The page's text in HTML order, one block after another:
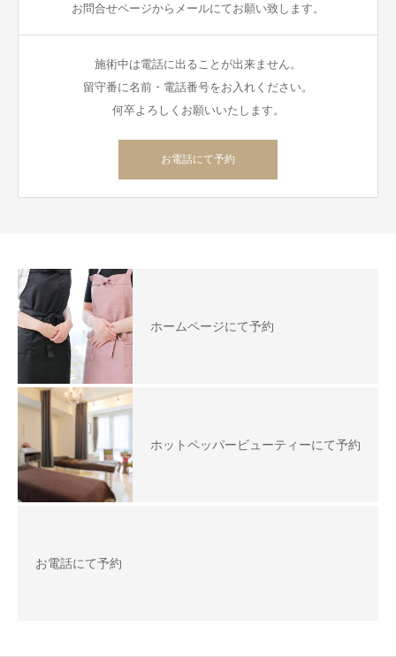
お問合せページからメールにてお願い致します。
施術中は電話に出ることが出来ません。
留守番に名前・電話番号をお入れください。
何卒よろしくお願いいたします。
お電話にて予約
ホームページにて予約
ホットペッパービューティーにて予約
お電話にて予約